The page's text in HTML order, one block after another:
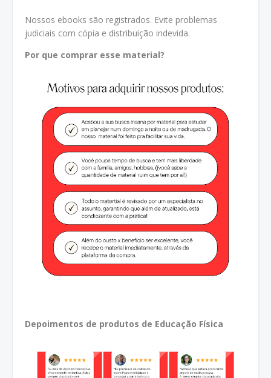
Nossos ebooks são registrados. Evite problemas
judiciais com cópia e distribuição indevida.
Por que comprar esse material?
Depoimentos de produtos de Educação Física